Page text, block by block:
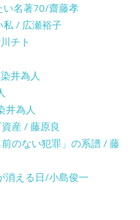
名著70/齋藤孝
/ 広瀬裕子
チト
井為人
井為人
産 / 藤原良
のない犯罪」の系譜 / 藤
消える日/小島俊一